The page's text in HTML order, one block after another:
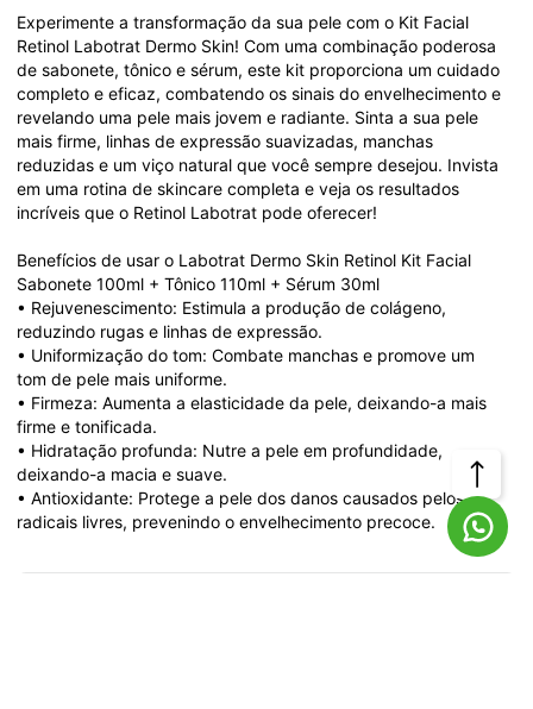
Experimente a transformação da sua pele com o Kit Facial
Retinol Labotrat Dermo Skin! Com uma combinação poderosa
de sabonete, tônico e sérum, este kit proporciona um cuidado
completo e eficaz, combatendo os sinais do envelhecimento e
revelando uma pele mais jovem e radiante. Sinta a sua pele
mais firme, linhas de expressão suavizadas, manchas
reduzidas e um viço natural que você sempre desejou. Invista
em uma rotina de skincare completa e veja os resultados
incríveis que o Retinol Labotrat pode oferecer!
Benefícios de usar o Labotrat Dermo Skin Retinol Kit Facial
Sabonete 100ml + Tônico 110ml + Sérum 30ml
• Rejuvenescimento: Estimula a produção de colágeno,
reduzindo rugas e linhas de expressão.
• Uniformização do tom: Combate manchas e promove um
tom de pele mais uniforme.
• Firmeza: Aumenta a elasticidade da pele, deixando-a mais
firme e tonificada.
• Hidratação profunda: Nutre a pele em profundidade,
deixando-a macia e suave.
• Antioxidante: Protege a pele dos danos causados pelos
radicais livres, prevenindo o envelhecimento precoce.